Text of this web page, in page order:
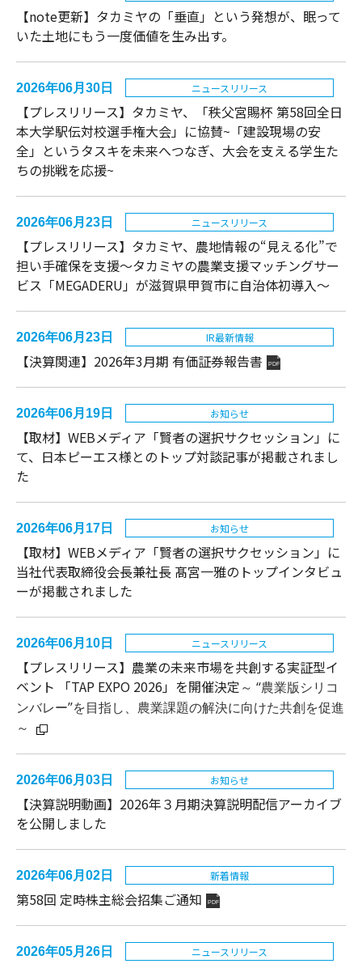
【note更新】タカミヤの「垂直」という発想が、眠って
いた土地にもう一度価値を生み出す。
2026年06月30日 ニュースリリース
【プレスリリース】タカミヤ、「秩父宮賜杯 第58回全日
本大学駅伝対校選手権大会」に協賛~「建設現場の安
全」というタスキを未来へつなぎ、大会を支える学生た
ちの挑戦を応援~
2026年06月23日 ニュースリリース
【プレスリリース】タカミヤ、農地情報の“見える化”で
担い手確保を支援～タカミヤの農業支援マッチングサー
ビス「MEGADERU」が滋賀県甲賀市に自治体初導入～
2026年06月23日 IR最新情報
【決算関連】2026年3月期 有価証券報告書 PDF
2026年06月19日 お知らせ
【取材】WEBメディア「賢者の選択サクセッション」に
て、日本ピーエス様とのトップ対談記事が掲載されまし
た
2026年06月17日 お知らせ
【取材】WEBメディア「賢者の選択サクセッション」に
当社代表取締役会長兼社長 髙宮一雅のトップインタビュ
ーが掲載されました
2026年06月10日 ニュースリリース
【プレスリリース】 農業の未来市場を共創する実証型イ
ベント 「TAP EXPO 2026」を開催決定～ “農業版シリコ
ンバレー”を目指し、農業課題の解決に向けた共創を促進
～
2026年06月03日 お知らせ
【決算説明動画】2026年３月期決算説明配信アーカイブ
を公開しました
2026年06月02日 新着情報
第58回 定時株主総会招集ご通知 PDF
2026年05月26日 ニュースリリース